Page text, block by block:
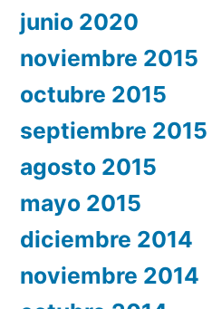
junio 2020
noviembre 2015
octubre 2015
septiembre 2015
agosto 2015
mayo 2015
diciembre 2014
noviembre 2014